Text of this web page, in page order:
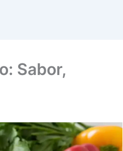
Sabor,